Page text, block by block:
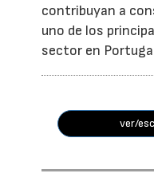
contribuyan a
uno de los
sector en
ver/